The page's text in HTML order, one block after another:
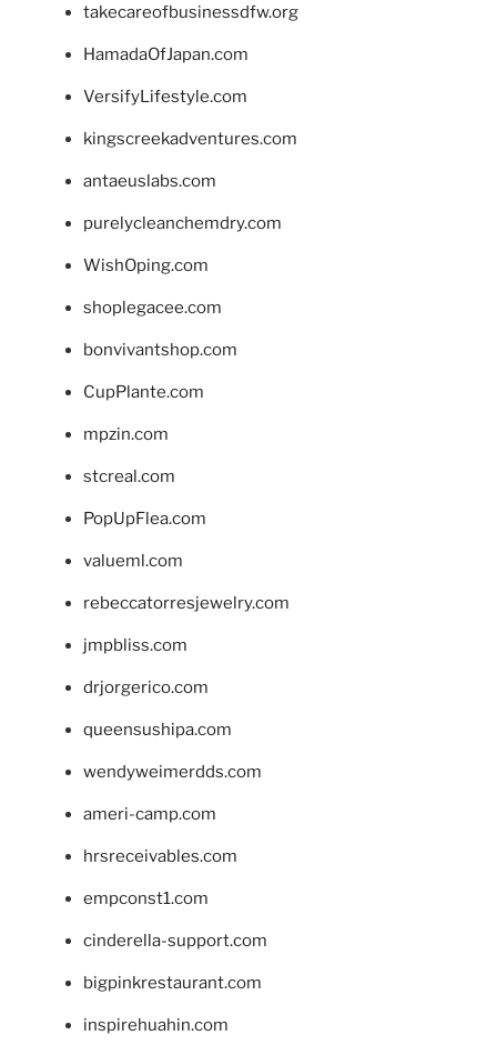
takecareofbusinessdfw.org
HamadaOfJapan.com
VersifyLifestyle.com
kingscreekadventures.com
antaeuslabs.com
purelycleanchemdry.com
WishOping.com
shoplegacee.com
bonvivantshop.com
CupPlante.com
mpzin.com
stcreal.com
PopUpFlea.com
valueml.com
rebeccatorresjewelry.com
jmpbliss.com
drjorgerico.com
queensushipa.com
wendyweimerdds.com
ameri-camp.com
hrsreceivables.com
empconst1.com
cinderella-support.com
bigpinkrestaurant.com
inspirehuahin.com